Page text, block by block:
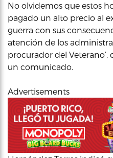
No olvidemos que estos
pagado un alto precio al
guerra con sus
atención de los
procurador del Veterano’,
un comunicado.
Advertisements